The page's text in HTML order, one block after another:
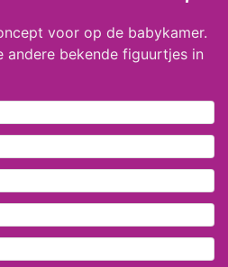
voor op de babykamer.
andere bekende figuurtjes in